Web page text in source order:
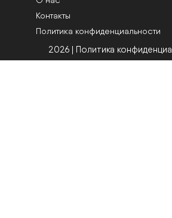
Контакты
Политика конфиденциальности
2026 | Политика